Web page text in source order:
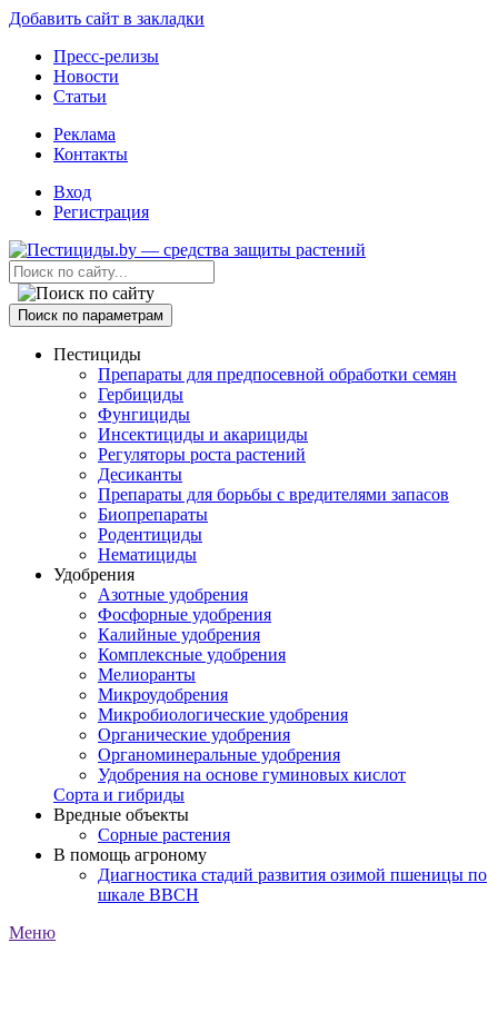
Добавить сайт в закладки
Пресс-релизы
Новости
Статьи
Реклама
Контакты
Вход
Регистрация
Поиск по параметрам
Пестициды
Препараты для предпосевной обработки семян
Гербициды
Фунгициды
Инсектициды и акарициды
Регуляторы роста растений
Десиканты
Препараты для борьбы с вредителями запасов
Биопрепараты
Родентициды
Нематициды
Удобрения
Азотные удобрения
Фосфорные удобрения
Калийные удобрения
Комплексные удобрения
Мелиоранты
Микроудобрения
Микробиологические удобрения
Органические удобрения
Органоминеральные удобрения
Удобрения на основе гуминовых кислот
Сорта и гибриды
Вредные объекты
Сорные растения
В помощь агроному
Диагностика стадий развития озимой пшеницы по
шкале ВВСН
Меню